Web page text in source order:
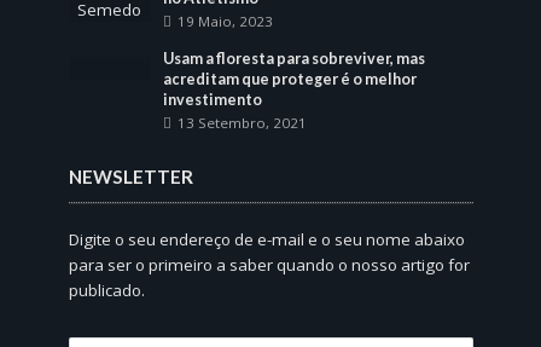
19 Maio, 2023
Usam a floresta para sobreviver, mas
acreditam que proteger é o melhor
investimento
13 Setembro, 2021
NEWSLETTER
Digite o seu endereço de e-mail e o seu nome abaixo
para ser o primeiro a saber quando o nosso artigo for
publicado.